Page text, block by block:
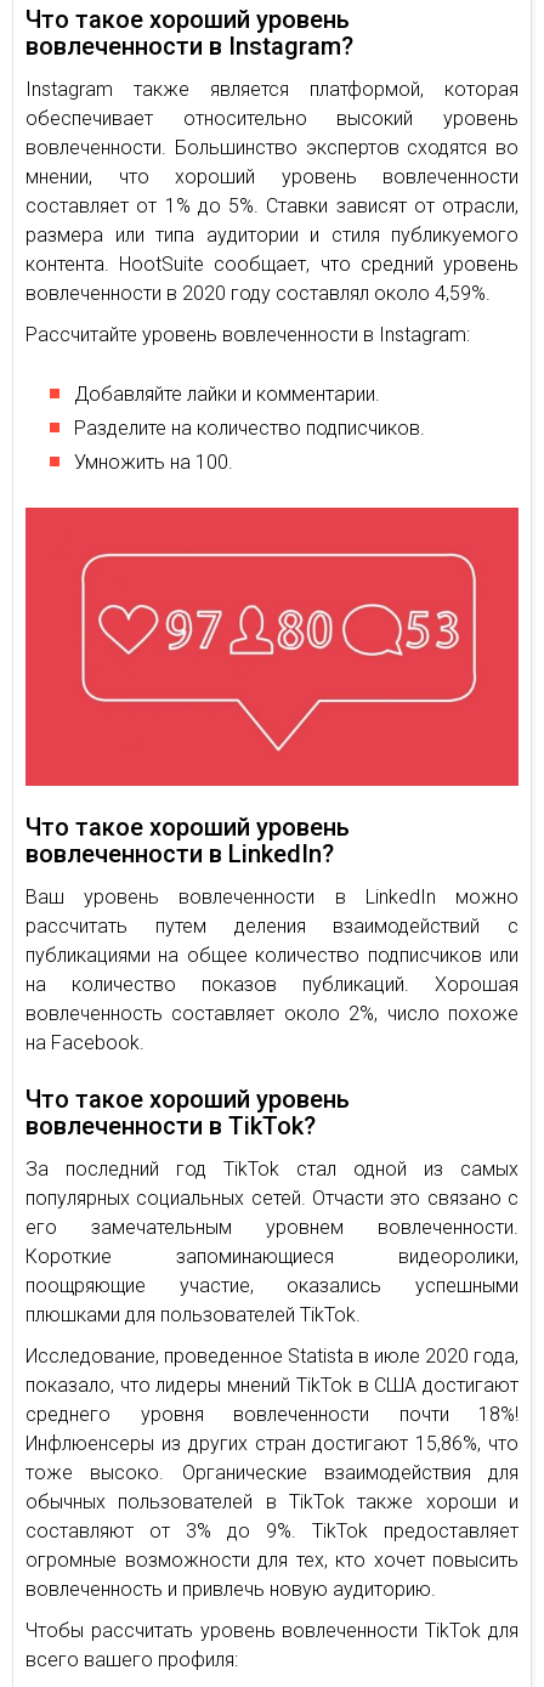
Что такое хороший уровень
вовлеченности в Instagram?
Instagram также является платформой, которая
обеспечивает относительно высокий уровень
вовлеченности. Большинство экспертов сходятся во
мнении, что хороший уровень вовлеченности
составляет от 1% до 5%. Ставки зависят от отрасли,
размера или типа аудитории и стиля публикуемого
контента. HootSuite сообщает, что средний уровень
вовлеченности в 2020 году составлял около 4,59%.
Рассчитайте уровень вовлеченности в Instagram:
Добавляйте лайки и комментарии.
Разделите на количество подписчиков.
Умножить на 100.
Что такое хороший уровень
вовлеченности в LinkedIn?
Ваш уровень вовлеченности в LinkedIn можно
рассчитать путем деления взаимодействий с
публикациями на общее количество подписчиков или
на количество показов публикаций. Хорошая
вовлеченность составляет около 2%, число похоже
на Facebook.
Что такое хороший уровень
вовлеченности в TikTok?
За последний год TikTok стал одной из самых
популярных социальных сетей. Отчасти это связано с
его замечательным уровнем вовлеченности.
Короткие запоминающиеся видеоролики,
поощряющие участие, оказались успешными
плюшками для пользователей TikTok.
Исследование, проведенное Statista в июле 2020 года,
показало, что лидеры мнений TikTok в США достигают
среднего уровня вовлеченности почти 18%!
Инфлюенсеры из других стран достигают 15,86%, что
тоже высоко. Органические взаимодействия для
обычных пользователей в TikTok также хороши и
составляют от 3% до 9%. TikTok предоставляет
огромные возможности для тех, кто хочет повысить
вовлеченность и привлечь новую аудиторию.
Чтобы рассчитать уровень вовлеченности TikTok для
всего вашего профиля: